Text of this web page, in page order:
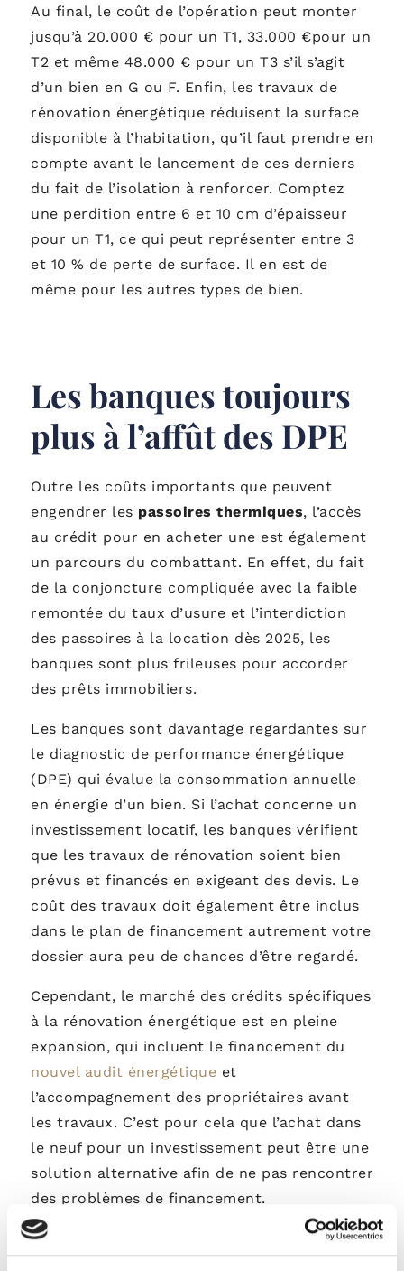
Au final, le coût de l’opération peut monter
jusqu’à 20.000 € pour un T1, 33.000 €pour un
T2 et même 48.000 € pour un T3 s’il s’agit
d’un bien en G ou F. Enfin, les travaux de
rénovation énergétique réduisent la surface
disponible à l’habitation, qu’il faut prendre en
compte avant le lancement de ces derniers
du fait de l’isolation à renforcer. Comptez
une perdition entre 6 et 10 cm d’épaisseur
pour un T1, ce qui peut représenter entre 3
et 10 % de perte de surface. Il en est de
même pour les autres types de bien.
Les banques toujours
plus à l’affût des DPE
Outre les coûts importants que peuvent
engendrer les passoires thermiques, l’accès
au crédit pour en acheter une est également
un parcours du combattant. En effet, du fait
de la conjoncture compliquée avec la faible
remontée du taux d’usure et l’interdiction
des passoires à la location dès 2025, les
banques sont plus frileuses pour accorder
des prêts immobiliers.
Les banques sont davantage regardantes sur
le diagnostic de performance énergétique
(DPE) qui évalue la consommation annuelle
en énergie d’un bien. Si l’achat concerne un
investissement locatif, les banques vérifient
que les travaux de rénovation soient bien
prévus et financés en exigeant des devis. Le
coût des travaux doit également être inclus
dans le plan de financement autrement votre
dossier aura peu de chances d’être regardé.
Cependant, le marché des crédits spécifiques
à la rénovation énergétique est en pleine
expansion, qui incluent le financement du
nouvel audit énergétique et
l’accompagnement des propriétaires avant
les travaux. C’est pour cela que l’achat dans
le neuf pour un investissement peut être une
solution alternative afin de ne pas rencontrer
des problèmes de financement.